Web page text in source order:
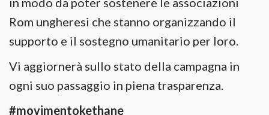
Rom ungheresi che stanno organizzando il
supporto e il sostegno umanitario per loro.
Vi aggiornerà sullo stato della campagna in
ogni suo passaggio in piena trasparenza.
#movimentokethane